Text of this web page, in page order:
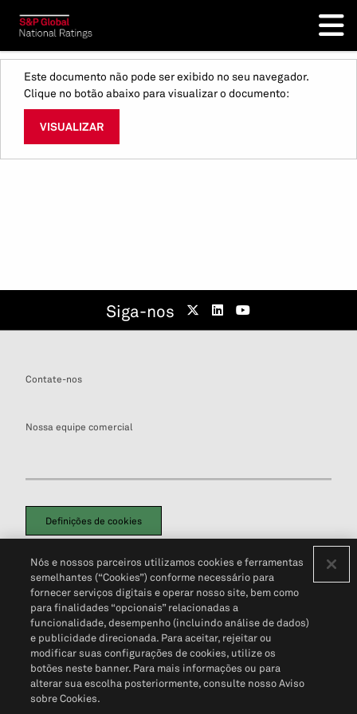
Este documento não pode ser exibido no seu navegador.
Clique no botão abaixo para visualizar o documento:
VISUALIZAR
Siga-nos
Contate-nos
Nossa equipe comercial
Definições de cookies
Política de PrivacidadePortal de privacidade do cliente (em inglês)
Não Venda Minhas Informações Pessoais© 2026 S&P Global
Nós e nossos parceiros utilizamos cookies e ferramentas
semelhantes (“Cookies”) conforme necessário para
fornecer serviços digitais e operar nosso site, bem como
para finalidades “opcionais” relacionadas a
funcionalidade, desempenho (incluindo análise de dados)
e publicidade direcionada. Para aceitar, rejeitar ou
modificar suas configurações de cookies, utilize os
botões neste banner. Para mais informações ou para
alterar sua escolha posteriormente, consulte nosso Aviso
sobre Cookies.